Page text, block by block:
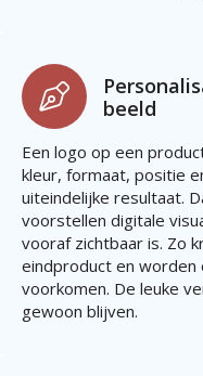
beeld
Een logo op een
kleur, formaat, positie
uiteindelijke resultaat.
voorstellen digitale
vooraf zichtbaar is. Zo
eindproduct en
voorkomen. De leuke
gewoon blijven.